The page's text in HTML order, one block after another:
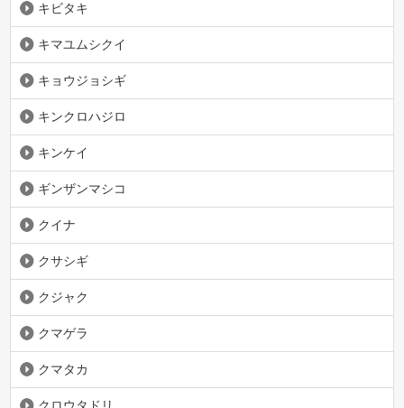
キビタキ
キマユムシクイ
キョウジョシギ
キンクロハジロ
キンケイ
ギンザンマシコ
クイナ
クサシギ
クジャク
クマゲラ
クマタカ